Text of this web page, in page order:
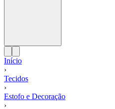
Início
›
Tecidos
›
Estofo e Decoração
›